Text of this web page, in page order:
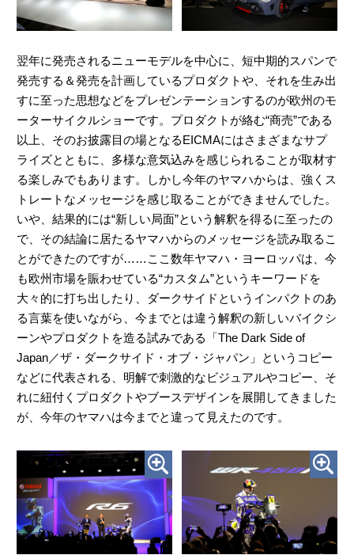
翌年に発売されるニューモデルを中心に、短中期的スパンで
発売する＆発売を計画しているプロダクトや、それを生み出
すに至った思想などをプレゼンテーションするのが欧州のモ
ーターサイクルショーです。プロダクトが絡む“商売”である
以上、そのお披露目の場となるEICMAにはさまざまなサプ
ライズとともに、多様な意気込みを感じられることが取材す
る楽しみでもあります。しかし今年のヤマハからは、強くス
トレートなメッセージを感じ取ることができませんでした。
いや、結果的には“新しい局面”という解釈を得るに至ったの
で、その結論に居たるヤマハからのメッセージを読み取るこ
とができたのですが……ここ数年ヤマハ・ヨーロッパは、今
も欧州市場を賑わせている“カスタム”というキーワードを
大々的に打ち出したり、ダークサイドというインパクトのあ
る言葉を使いながら、今までとは違う解釈の新しいバイクシ
ーンやプロダクトを造る試みである「The Dark Side of
Japan／ザ・ダークサイド・オブ・ジャパン」というコピー
などに代表される、明解で刺激的なビジュアルやコピー、そ
れに紐付くプロダクトやブースデザインを展開してきました
が、今年のヤマハは今までと違って見えたのです。